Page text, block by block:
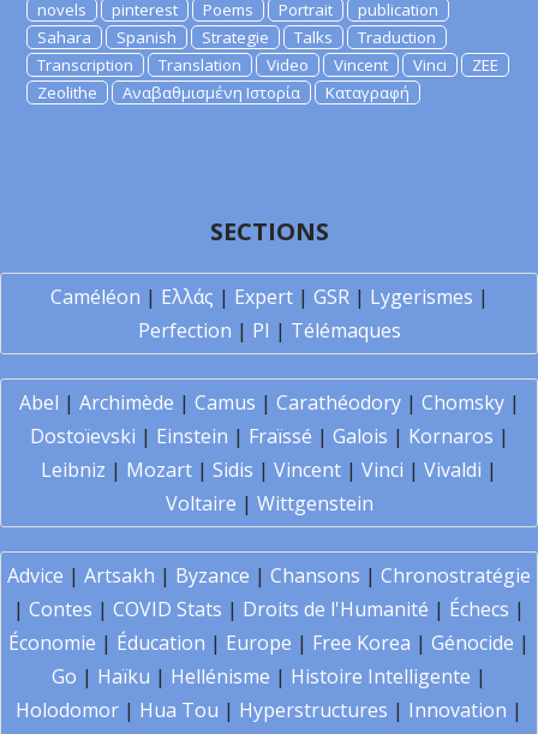
novels
pinterest Poems Portrait
publication
Sahara
Spanish Strategie Talks
Traduction
Transcription
Translation Video Vincent Vinci
ZEE
Zeolithe
Αναβαθμισμένη Ιστορία Καταγραφή
SECTIONS
Caméléon | Ελλάς | Expert| GSR| Lygerismes |
Perfection | PI | Télémaques
Abel | Archimède | Camus | Carathéodory| Chomsky|
Dostoïevski | Einstein | Fraïssé | Galois | Kornaros |
Leibniz | Mozart | Sidis | Vincent | Vinci | Vivaldi |
Voltaire | Wittgenstein
Advice | Artsakh | Byzance | Chansons | Chronostratégie
| Contes | COVID Stats | Droits de l'Humanité | Échecs |
Économie | Éducation | Europe | Free Korea | Génocide |
Go | Haïku | Hellénisme | Histoire Intelligente |
Holodomor | Hua Tou | Hyperstructures | Innovation |